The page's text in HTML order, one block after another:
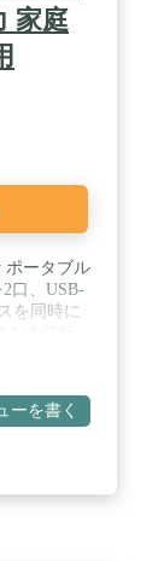
家庭
ポータブル
口、USB-
を同時に
型なの
運べま
きませ
のUSB-
現。さら
ーを書く